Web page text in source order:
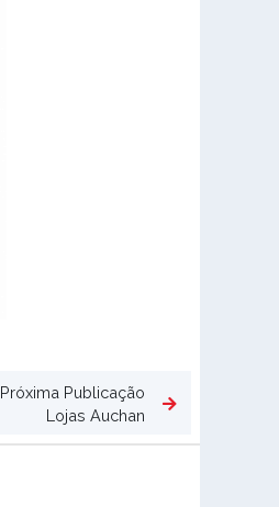
Próxima Publicação
Lojas Auchan